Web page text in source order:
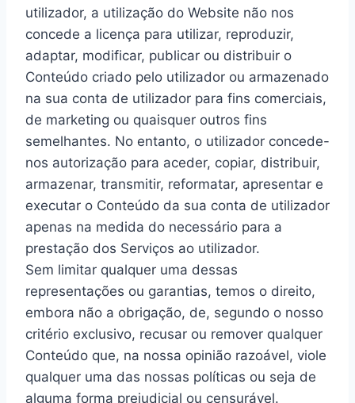
utilizador, a utilização do Website não nos
concede a licença para utilizar, reproduzir,
adaptar, modificar, publicar ou distribuir o
Conteúdo criado pelo utilizador ou armazenado
na sua conta de utilizador para fins comerciais,
de marketing ou quaisquer outros fins
semelhantes. No entanto, o utilizador concede-
nos autorização para aceder, copiar, distribuir,
armazenar, transmitir, reformatar, apresentar e
executar o Conteúdo da sua conta de utilizador
apenas na medida do necessário para a
prestação dos Serviços ao utilizador.
Sem limitar qualquer uma dessas
representações ou garantias, temos o direito,
embora não a obrigação, de, segundo o nosso
critério exclusivo, recusar ou remover qualquer
Conteúdo que, na nossa opinião razoável, viole
qualquer uma das nossas políticas ou seja de
alguma forma prejudicial ou censurável.